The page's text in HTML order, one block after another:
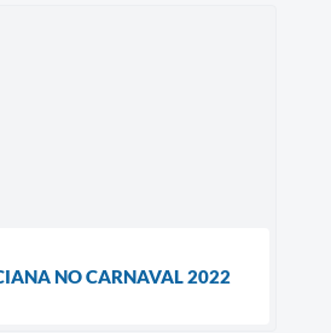
NO CARNAVAL 2022